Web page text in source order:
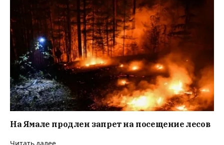
На Ямале продлен запрет на посещение лесов